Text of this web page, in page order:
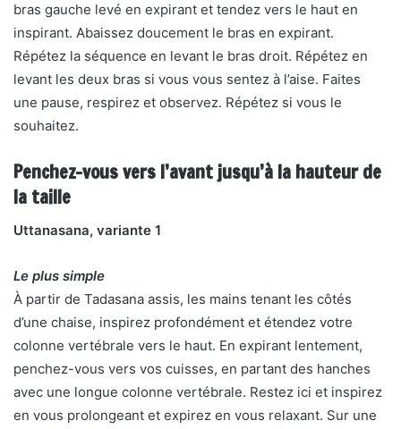
bras gauche levé en expirant et tendez vers le haut en
inspirant. Abaissez doucement le bras en expirant.
Répétez la séquence en levant le bras droit. Répétez en
levant les deux bras si vous vous sentez à l’aise. Faites
une pause, respirez et observez. Répétez si vous le
souhaitez.
Penchez-vous vers l’avant jusqu’à la hauteur de
la taille
Uttanasana, variante 1
Le plus simple
À partir de Tadasana assis, les mains tenant les côtés
d’une chaise, inspirez profondément et étendez votre
colonne vertébrale vers le haut. En expirant lentement,
penchez-vous vers vos cuisses, en partant des hanches
avec une longue colonne vertébrale. Restez ici et inspirez
en vous prolongeant et expirez en vous relaxant. Sur une